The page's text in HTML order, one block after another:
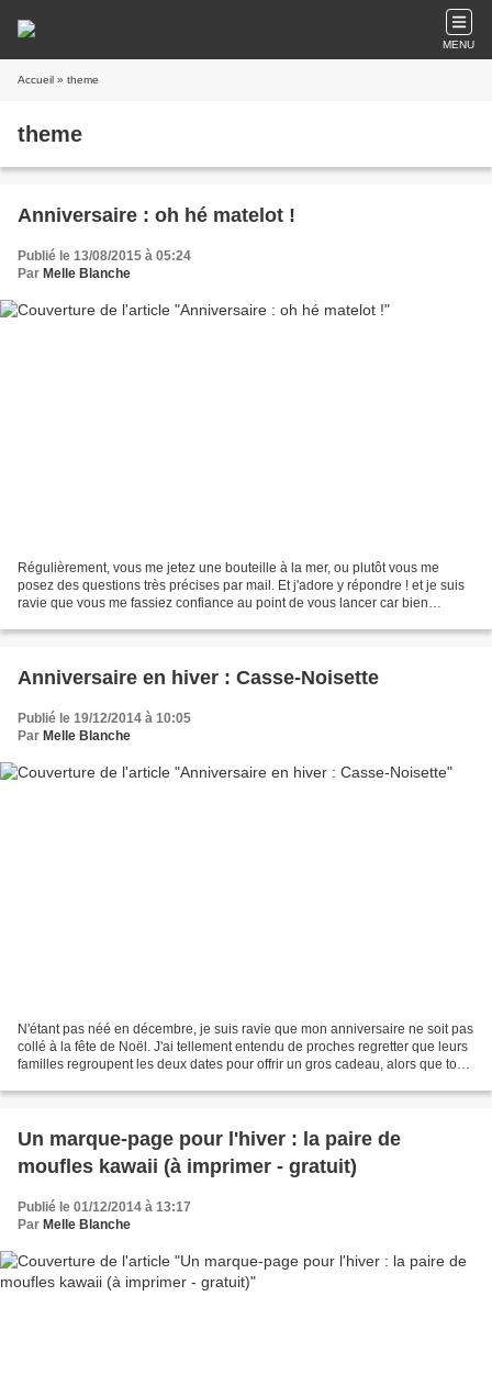
MENU
Accueil » theme
theme
Anniversaire : oh hé matelot !
Publié le 13/08/2015 à 05:24
Par Melle Blanche
Régulièrement, vous me jetez une bouteille à la mer, ou plutôt vous me
posez des questions très précises par mail. Et j'adore y répondre ! et je suis
ravie que vous me fassiez confiance au point de vous lancer car bien
Anniversaire en hiver : Casse-Noisette
Publié le 19/12/2014 à 10:05
Par Melle Blanche
N'étant pas néé en décembre, je suis ravie que mon anniversaire ne soit pas
collé à la fête de Noël. J'ai tellement entendu de proches regretter que leurs
familles regroupent les deux dates pour offrir un gros cadeau, alors que tous
Un marque-page pour l'hiver : la paire de
moufles kawaii (à imprimer - gratuit)
Publié le 01/12/2014 à 13:17
Par Melle Blanche